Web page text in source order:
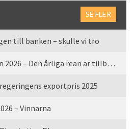
SE FLER
till banken – skulle vi tro
Games Made in Sweden 2026 – Den årliga rean är tillbaka
exportpris 2025
– Vinnarna